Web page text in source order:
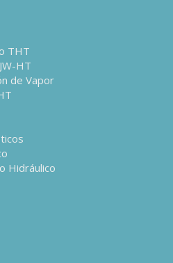
THT
HT
de Vapor
Hidráulico